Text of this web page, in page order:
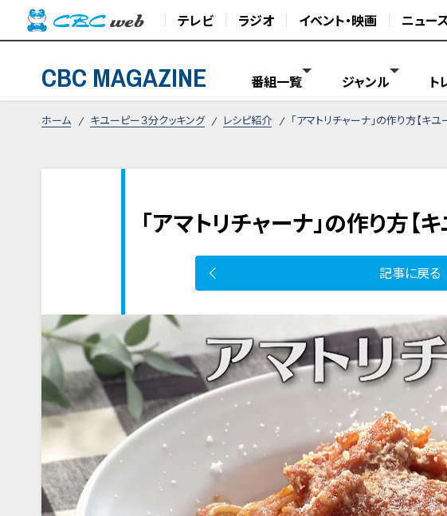
テレビ ラジオ イベント・映画 ニュー
CBC MAGAZINE 番組一覧 ジャンル ト
ホーム キユーピー３分クッキング レシピ紹介 「アマトリチャーナ」の作り方【キユ
「アマトリチャーナ」の作り方【
記事に戻る